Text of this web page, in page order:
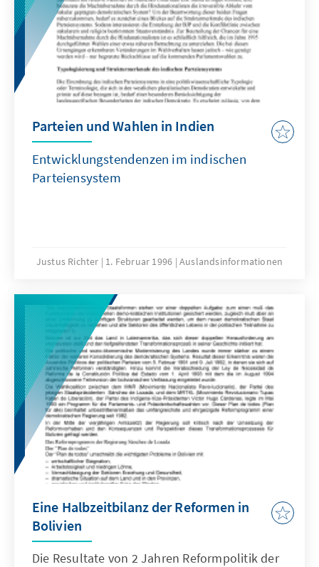
Parteien und Wahlen in Indien
Entwicklungstendenzen im indischen
Parteiensystem
Justus Richter 1. Februar 1996 Auslandsinformationen
Eine Halbzeitbilanz der Reformen in
Bolivien
Die Resultate von 2 Jahren Reformpolitik der